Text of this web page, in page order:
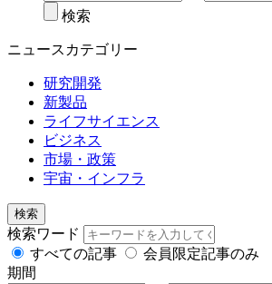
検索
ニュースカテゴリー
研究開発
新製品
ライフサイエンス
ビジネス
市場・政策
宇宙・インフラ
検索
検索ワード
すべての記事
会員限定記事のみ
期間